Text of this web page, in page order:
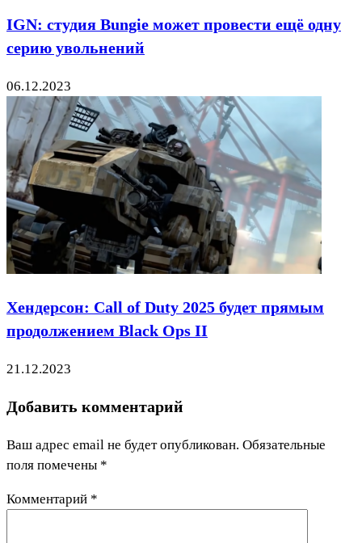
IGN: студия Bungie может провести ещё одну
серию увольнений
06.12.2023
Хендерсон: Call of Duty 2025 будет прямым
продолжением Black Ops II
21.12.2023
Добавить комментарий
Ваш адрес email не будет опубликован. Обязательные
поля помечены *
Комментарий *